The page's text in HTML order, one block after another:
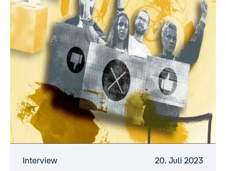
Interview 20. Juli 2023